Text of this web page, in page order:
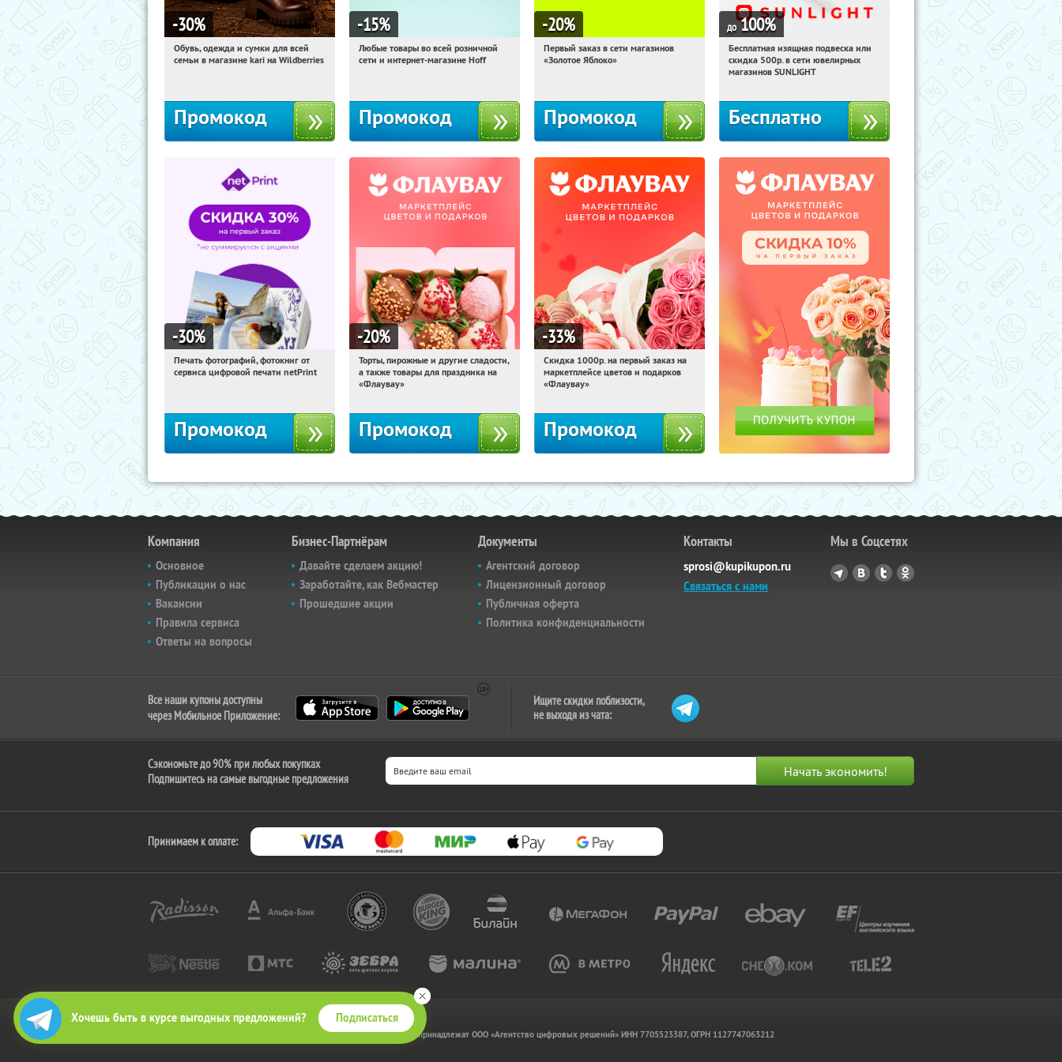
Хочешь быть в курсе выгодных предложений? Подписаться
-30%
21:52:59
Получи первым!
Обувь, одежда и сумки для всей
семьи в магазине kari на Wildberries
Промокод
-15%
21:52:59 Получили:
Любые товары во всей розничной
сети и интернет-магазине Hoff
Промокод
-20%
21:52:59
Получи первым!
Первый заказ в сети магазинов
«Золотое Яблоко»
Промокод
до 100%
21:52:59 Получили:73
Россия
Бесплатная изящная подвеска или
скидка 500р. в сети ювелирных
магазинов SUNLIGHT
Бесплатно
-30%
21:52:59 Получили:
Печать фотографий, фотокниг от
сервиса цифровой печати netPrint
Промокод
-20%
21:52:59 Получили:6
Россия
Торты, пирожные и другие сладости,
а также товары для праздника на
«Флаувау»
Промокод
-33%
21:52:59 Получили:18
Россия
Скидка 1000р. на первый заказ на
маркетплейсе цветов и подарков
«Флаувау»
Промокод
Компания
Основное
Публикации о нас
Вакансии
Правила сервиса
Ответы на вопросы
Бизнес-Партнёрам
Давайте сделаем акцию!
Заработайте, как Вебмастер
Прошедшие акции
Документы
Агентский договор
Лицензионный договор
Публичная оферта
Политика конфиденциальности
Контакты
sprosi@kupikupon.ru
Связаться с нами
Мы в Соцсетях
Все наши купоны доступны
через Мобильное Приложение:
Ищите скидки поблизости,
не выходя из чата:
Сэкономьте до 90% при любых покупках
Подпишитесь на самые выгодные предложения
Принимаем к оплате:
2010-2026 © КупиКупон. Все права защищены.
Все права на товарный знак "КупиКупон" и на сайт www.kupikupon.ru принадлежат OOO «Агентство цифровых решений» ИНН 7705523387, ОГРН 1127747063212